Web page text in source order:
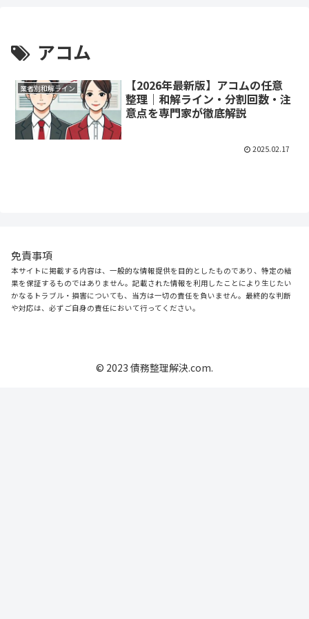
アコム
業者別和解ライン
【2026年最新版】アコムの任意
整理｜和解ライン・分割回数・注
意点を専門家が徹底解説
2025.02.17
免責事項
本サイトに掲載する内容は、一般的な情報提供を目的としたものであり、特定の結
果を保証するものではありません。記載された情報を利用したことにより生じたい
かなるトラブル・損害についても、当方は一切の責任を負いません。最終的な判断
や対応は、必ずご自身の責任において行ってください。
© 2023 債務整理解決.com.